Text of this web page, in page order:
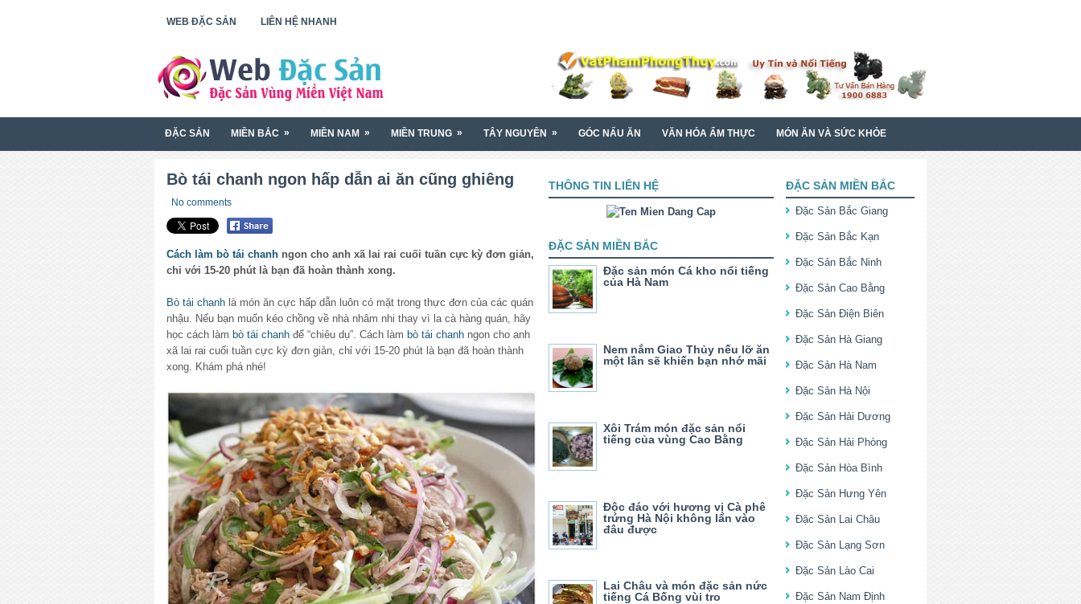
WEB ĐẶC SẢN LIÊN HỆ NHANH
ĐẶC SẢN MIỀN BẮC » MIỀN NAM » MIỀN TRUNG » TÂY NGUYÊN » GÓC NẤU ĂN VĂN HÓA ẨM THỰC MÓN ĂN VÀ SỨC KHỎE
Bò tái chanh ngon hấp dẫn ai ăn cũng ghiêng
No comments
Cách làm bò tái chanh ngon cho anh xã lai rai cuối tuần cực kỳ đơn giản,
chỉ với 15-20 phút là bạn đã hoàn thành xong.
Bò tái chanh là món ăn cực hấp dẫn luôn có mặt trong thực đơn của các quán
nhậu. Nếu bạn muốn kéo chồng về nhà nhâm nhi thay vì la cà hàng quán, hãy
học cách làm bò tái chanh để “chiêu dụ”. Cách làm bò tái chanh ngon cho anh
xã lai rai cuối tuần cực kỳ đơn giản, chỉ với 15-20 phút là bạn đã hoàn thành
xong. Khám phá nhé!
THÔNG TIN LIÊN HỆ
ĐẶC SẢN MIỀN BẮC
Đặc sản món Cá kho nổi tiếng
của Hà Nam
Nem nắm Giao Thủy nếu lỡ ăn
một lần sẽ khiến bạn nhớ mãi
Xôi Trám món đặc sản nổi
tiếng của vùng Cao Bằng
Độc đáo với hương vị Cà phê
trứng Hà Nội không lẩn vào
đâu được
Lai Châu và món đặc sản nức
tiếng Cá Bống vùi tro
ĐẶC SẢN MIỀN BẮC
Đặc Sản Bắc Giang
Đặc Sản Bắc Kạn
Đặc Sản Bắc Ninh
Đặc Sản Cao Bằng
Đặc Sản Điện Biên
Đặc Sản Hà Giang
Đặc Sản Hà Nam
Đặc Sản Hà Nội
Đặc Sản Hải Dương
Đặc Sản Hải Phòng
Đặc Sản Hòa Bình
Đặc Sản Hưng Yên
Đặc Sản Lai Châu
Đặc Sản Lạng Sơn
Đặc Sản Lào Cai
Đặc Sản Nam Định